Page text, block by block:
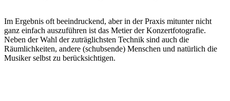
Im Ergebnis oft beeindruckend, aber in der Praxis mitunter nicht
ganz einfach auszuführen ist das Metier der Konzertfotografie.
Neben der Wahl der zuträglichsten Technik sind auch die
Räumlichkeiten, andere (schubsende) Menschen und natürlich die
Musiker selbst zu berücksichtigen.